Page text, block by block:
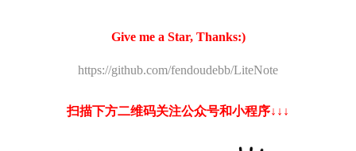
Give me a Star, Thanks:)
https://github.com/fendoudebb/LiteNote
扫描下方二维码关注公众号和小程序↓↓↓